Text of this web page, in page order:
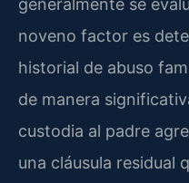
generalmente se
noveno factor es
historial de abuso
de manera
custodia al padre
una cláusula residual